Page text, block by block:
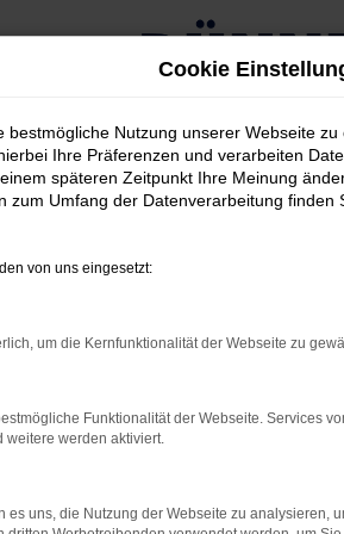
das Laden bestimmter Seiten
Cookie
bestmögliche Nutzung unserer Webseite
Ihre Präferenzen und verarbeiten
späteren Zeitpunkt Ihre Meinung
zum Umfang der Datenverarbeitung finden
von uns eingesetzt:
um die Kernfunktionalität der Webseite zu
Funktionalität der Webseite. Services
weitere werden aktiviert.
es uns, die Nutzung der Webseite zu analysieren,